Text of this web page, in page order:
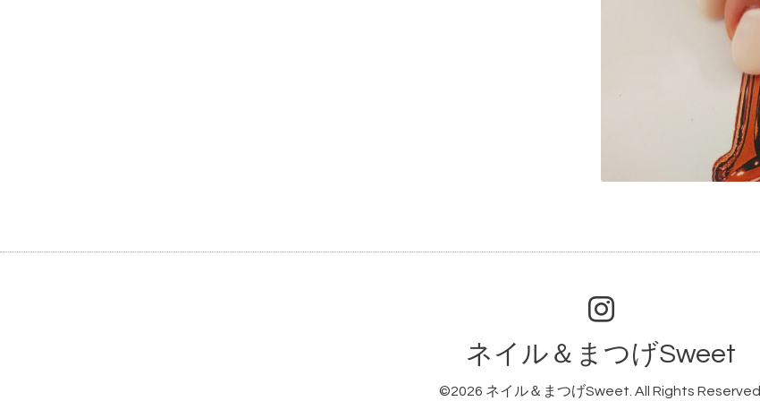
ネイル＆まつげSweet
©2026 ネイル＆まつげSweet . All Rights Reserved.